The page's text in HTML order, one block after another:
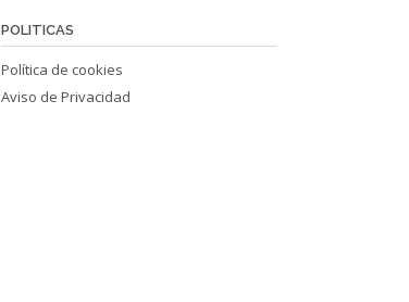
POLITICAS
Política de cookies
Aviso de Privacidad